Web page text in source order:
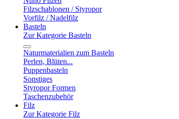
Filzschablonen / Styropor
Vorfilz / Nadelfilz
Basteln
Zur Kategorie Basteln
Naturmaterialien zum Basteln
Perlen, Blüten...
Puppenbasteln
Sonstiges
Styropor Formen
Taschenzubehör
Filz
Zur Kategorie Filz